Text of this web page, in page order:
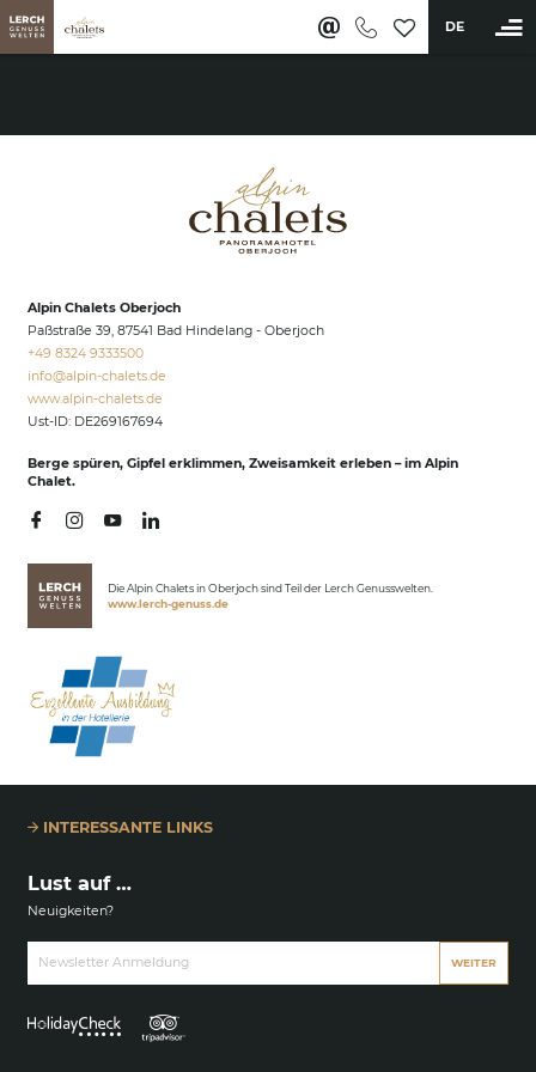
DE
Alpin Chalets & Angebote
Wellness & Aktiv
3000m² Alpin-SPA
Fitness- & Sportangebot
Anwendungen & Massagen
Restaurants & Bar
Erlebnisse
Karriere
Lerch Genussclub
Alpin Chalets Oberjoch
Paßstraße 39, 87541 Bad Hindelang - Oberjoch
+49 8324 9333500
info@alpin-chalets.de
www.alpin-chalets.de
Ust-ID: DE269167694
Berge spüren, Gipfel erklimmen, Zweisamkeit erleben – im Alpin
Chalet.
Die Alpin Chalets in Oberjoch sind Teil der Lerch Genusswelten.
www.lerch-genuss.de
INTERESSANTE LINKS
Lust auf …
Neuigkeiten?
Newsletter Anmeldung WEITER